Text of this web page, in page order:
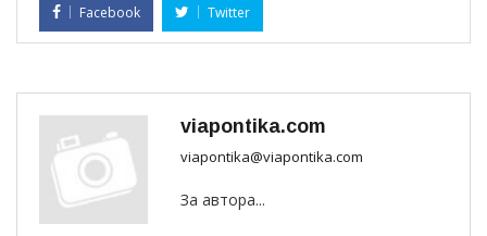
Facebook Twitter
viapontika.com
viapontika@viapontika.com
За автора...